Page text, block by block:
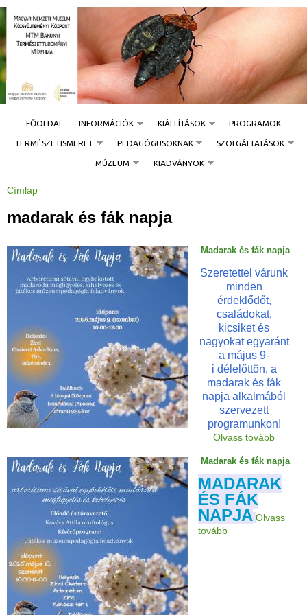
Jump to navigation
FŐOLDAL INFORMÁCIÓK KIÁLLÍTÁSOK PROGRAMOK
TERMÉSZETISMERET PEDAGÓGUSOKNAK SZOLGÁLTATÁSOK
MÚZEUM KIADVÁNYOK
J
l
e
e
Címlap
madarak és fák napja
Madarak és fák napja
Szeretettel várunk
minden
érdeklődőt,
családokat,
kicsiket és
nagyokat egyaránt
a május 9-
i délelőttön, a
madarak és fák
napja alkalmából
szervezett
programunkon!
Olvass tovább
Madarak és fák napja
MADARAK
ÉS FÁK
NAPJA Olvass
tovább